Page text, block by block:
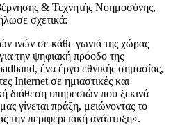
& Τεχνητής Νοημοσύνης,
σχετικά:
ινών σε κάθε γωνιά της χώρας
την ψηφιακή πρόοδο της
ένα έργο εθνικής σημασίας,
Internet σε ημιαστικές και
διάθεση υπηρεσιών που ξεκινά
γίνεται πράξη, μειώνοντας το
την περιφερειακή ανάπτυξη».